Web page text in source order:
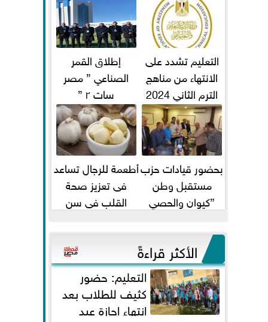
التعليم تشدد على
الانتهاء من مناهج
الترم الثاني 2024
قبل الامتحانات
إطلاق القمر
الصناعي ” مصر
سات ٢ ”
بحضور قيادات حزب
مستقبل وطن
”كيوان والحصي
وعيسي” أمانه كفر...
أطعمة للرجال تساعد
فى تعزيز صحة
القلب فى سن
الأكثر قراءةً
التعليم: حضور
كثيف للطلاب بعد
انتهاء إجازة عيد